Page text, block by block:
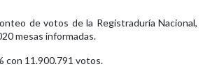
de votos de la Registraduría Nacional,
mesas informadas.
con 11.900.791 votos.